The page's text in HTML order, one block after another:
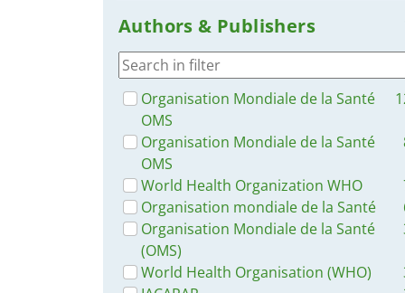
Africa
West and Central Africa
Rwanda
Niger
Togo
Chad
France
Burundi
Congo-Brazzaville
Germany
East and Southern Africa
Morocco
Authors & Publishers
Organisation Mondiale de la Santé
OMS
Organisation Mondiale de la Santé
OMS
World Health Organization WHO
Organisation mondiale de la Santé
Organisation Mondiale de la Santé
(OMS)
World Health Organisation (WHO)